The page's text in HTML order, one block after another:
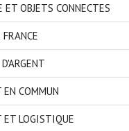
ET OBJETS CONNECTES
COMMUN
ET LOGISTIQUE